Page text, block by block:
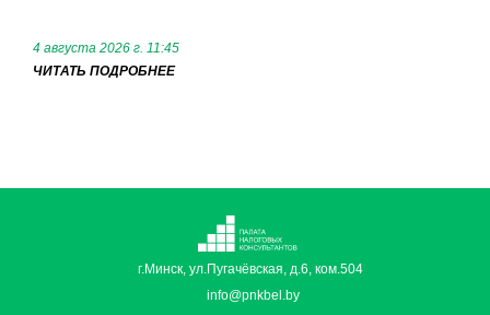
4 августа 2026 г. 11:45
ЧИТАТЬ ПОДРОБНЕЕ
г.Минск, ул.Пугачёвская, д.6, ком.504
info@pnkbel.by